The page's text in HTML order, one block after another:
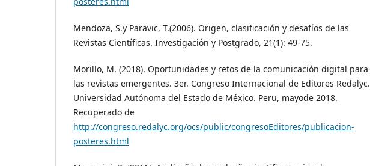
Mendoza, S.y Paravic, T.(2006). Origen, clasificación y desafíos de las
Revistas Científicas. Investigación y Postgrado, 21(1): 49-75.
Morillo, M. (2018). Oportunidades y retos de la comunicación digital para
las revistas emergentes. 3er. Congreso Internacional de Editores Redalyc.
Universidad Autónoma del Estado de México. Peru, mayode 2018.
Recuperado de
http://congreso.redalyc.org/ocs/public/congresoEditores/publicacion-
posteres.html